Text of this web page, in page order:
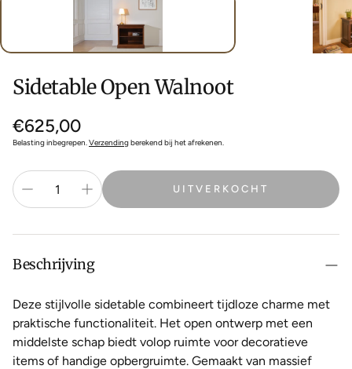
Sidetable Open Walnoot
Normale
prijs
€625,00
Belasting inbegrepen.Verzendingberekend bij het afrekenen.
UITVERKOCHT
Beschrijving
Deze stijlvolle sidetable combineert tijdloze charme met
praktische functionaliteit. Het open ontwerp met een
middelste schap biedt volop ruimte voor decoratieve
items of handige opbergruimte. Gemaakt van massief